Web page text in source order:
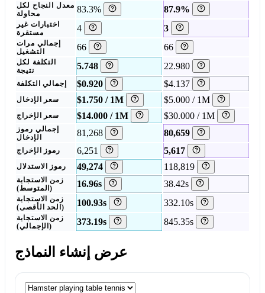
معدل النجاح لكل
محاولة
83.3% 87.9%
اختبارات غير
مستقرة
4 3
إجمالي مرات
التشغيل
66 66
التكلفة لكل
نتيجة
5.748 22.980
إجمالي التكلفة $0.920 $4.137
سعر الإدخال $1.750 / 1M $5.000 / 1M
سعر الإخراج $14.000 / 1M $30.000 / 1M
إجمالي رموز
الإدخال
81,268 80,659
رموز الإخراج 6,251 5,617
رموز الاستدلال 49,274 118,819
زمن الاستجابة
(المتوسط)
16.96s 38.42s
زمن الاستجابة
(الحد الأقصى)
100.93s 332.10s
زمن الاستجابة
(الإجمالي)
373.19s 845.35s
عرض إنشاء النماذج